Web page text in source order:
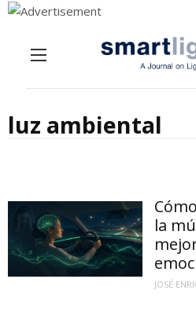
luz ambiental
la
JOSÉ